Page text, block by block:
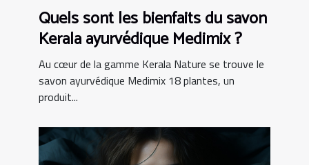
Quels sont les bienfaits du savon
Kerala ayurvédique Medimix ?
Au cœur de la gamme Kerala Nature se trouve le
savon ayurvédique Medimix 18 plantes, un
produit...